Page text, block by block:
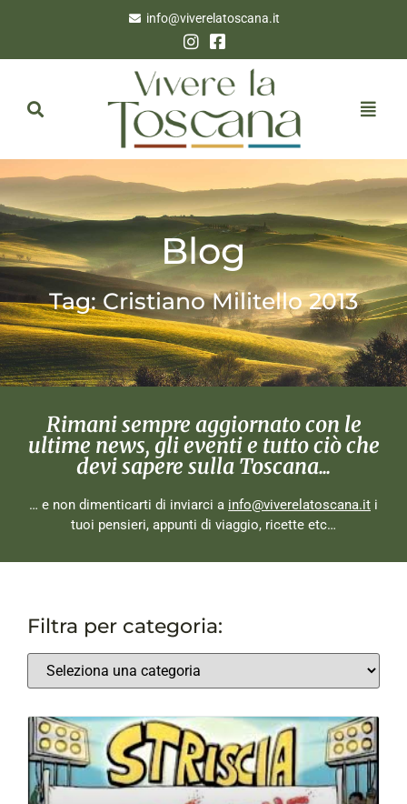
info@viverelatoscana.it
Blog
Tag: Cristiano Militello 2013
Rimani sempre aggiornato con le
ultime news, gli eventi e tutto ciò che
devi sapere sulla Toscana...
… e non dimenticarti di inviarci a info@viverelatoscana.it i
tuoi pensieri, appunti di viaggio, ricette etc…
Filtra per categoria: